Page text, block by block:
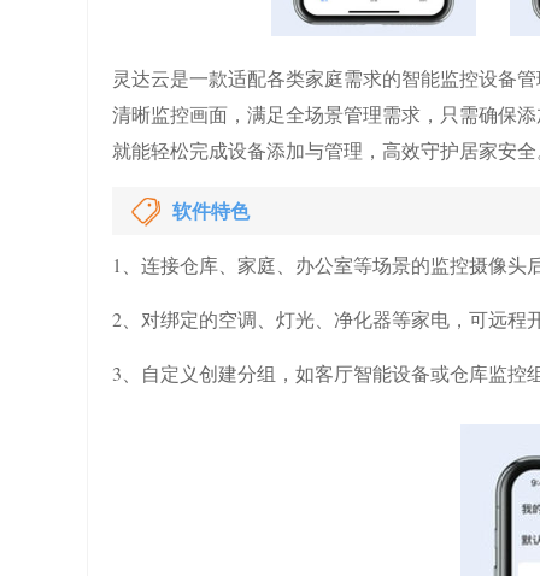
灵达云是一款适配各类家庭需求的智能监控设备
清晰监控画面，满足全场景管理需求，只需确保
就能轻松完成设备添加与管理，高效守护居家安
软件特色
1、连接仓库、家庭、办公室等场景的监控摄像头
2、对绑定的空调、灯光、净化器等家电，可远程
3、自定义创建分组，如客厅智能设备或仓库监控